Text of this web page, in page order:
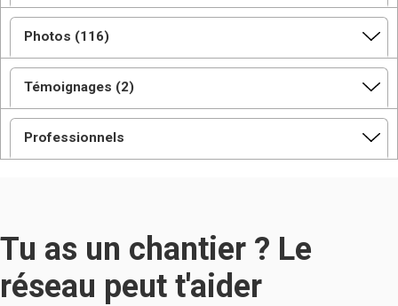
Photos (116)
Témoignages (2)
Professionnels
Tu as un chantier ? Le
réseau peut t'aider